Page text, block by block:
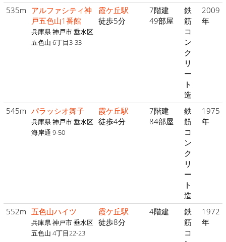
535m アルファシティ神
戸五色山1番館
兵庫県 神戸市 垂水区
五色山 6丁目3-33
霞ケ丘駅
徒歩5分
7階建
49部屋
鉄
筋
コ
ン
ク
リ
ー
ト
造
2009
年
545m パラッシオ舞子
兵庫県 神戸市 垂水区
海岸通 9-50
霞ケ丘駅
徒歩4分
7階建
84部屋
鉄
筋
コ
ン
ク
リ
ー
ト
造
1975
年
552m 五色山ハイツ
兵庫県 神戸市 垂水区
五色山 4丁目22-23
霞ケ丘駅
徒歩8分
4階建
鉄
筋
コ
1972
年